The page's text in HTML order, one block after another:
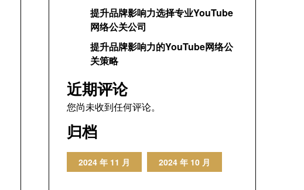
提升品牌影响力选择专业YouTube
网络公关公司
提升品牌影响力的YouTube网络公
关策略
近期评论
您尚未收到任何评论。
归档
2024 年 11 月 2024 年 10 月